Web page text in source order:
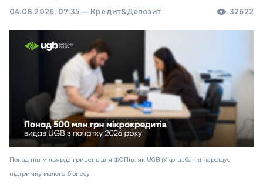
04.08.2026, 07:35 — Кредит&Депозит 32622
Понад пів мільярда гривень для ФОПів: як UGB (Укргазбанк) нарощує
підтримку малого бізнесу